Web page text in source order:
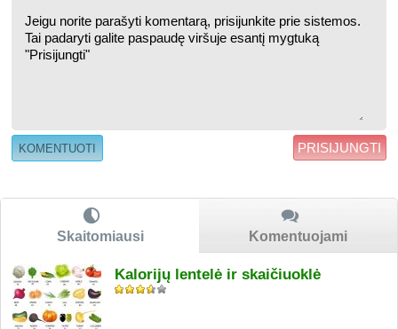
PRISIJUNGTI
Skaitomiausi Komentuojami
Kalorijų lentelė ir skaičiuoklė